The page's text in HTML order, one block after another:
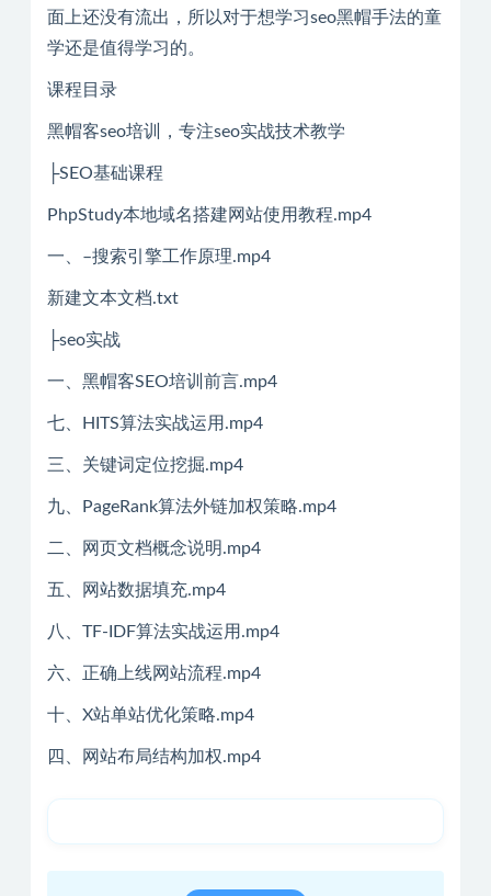
面上还没有流出，所以对于想学习seo黑帽手法的童
学还是值得学习的。
课程目录
黑帽客seo培训，专注seo实战技术教学
├SEO基础课程
PhpStudy本地域名搭建网站使用教程.mp4
一、–搜索引擎工作原理.mp4
新建文本文档.txt
├seo实战
一、黑帽客SEO培训前言.mp4
七、HITS算法实战运用.mp4
三、关键词定位挖掘.mp4
九、PageRank算法外链加权策略.mp4
二、网页文档概念说明.mp4
五、网站数据填充.mp4
八、TF-IDF算法实战运用.mp4
六、正确上线网站流程.mp4
十、X站单站优化策略.mp4
四、网站布局结构加权.mp4